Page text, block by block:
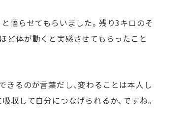
悟らせてもらいました。残り3キロのそ
ど体が動くと実感させてもらったこと
るのが言葉だし、変わることは本人し
収して自分につなげられるか、ですね。